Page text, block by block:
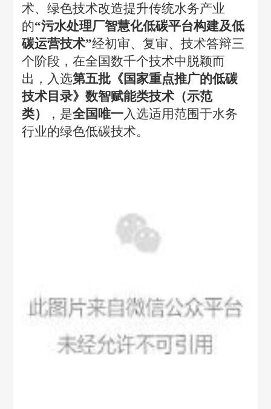
术、绿色技术改造提升传统水务产业
的“污水处理厂智慧化低碳平台构建及低
碳运营技术”经初审、复审、技术答辩三
个阶段，在全国数千个技术中脱颖而
出，入选第五批《国家重点推广的低碳
技术目录》数智赋能类技术（示范
类）
，是全国唯一入选适用范围于水务
行业的绿色低碳技术。